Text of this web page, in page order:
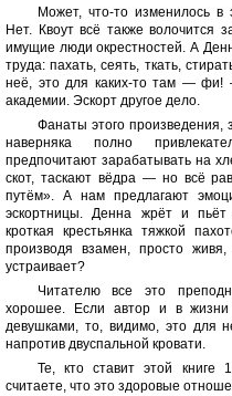
Может, что-то изменилось
Нет. Квоут всё также волочится
имущие люди окрестностей. А
труда: пахать, сеять, ткать,
неё, это для каких-то там — фи!
академии. Эскорт другое дело.
Фанаты этого произведения,
наверняка полно
предпочитают зарабатывать на
скот, таскают вёдра — но всё
путём». А нам предлагают
эскортницы. Денна жрёт и пьёт
кроткая крестьянка тяжкой
производя взамен, просто
устраивает?
Читателю все это
хорошее. Если автор и в жизни
девушками, то, видимо, это для
напротив двуспальной кровати.
Те, кто ставит этой
считаете, что это здоровые